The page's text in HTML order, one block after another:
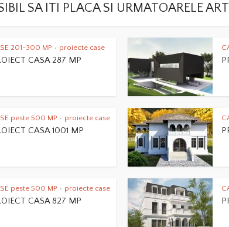
SA ITI PLACA SI URMATOARELE
201-300 MP • proiecte case
CASA 287 MP
peste 500 MP • proiecte case
CASA 1001 MP
peste 500 MP • proiecte case
CASA 827 MP